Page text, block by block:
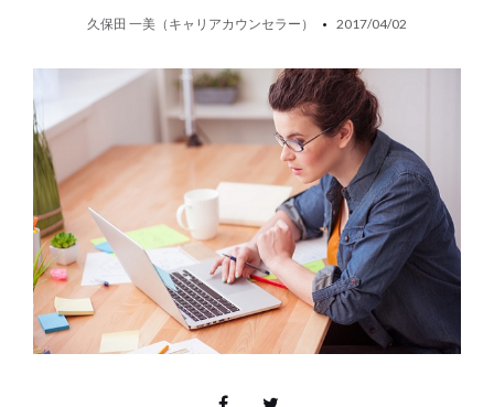
久保田 一美（キャリアカウンセラー） 2017/04/02